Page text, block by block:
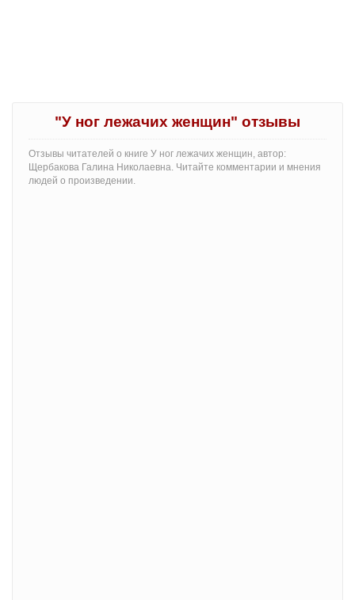
"У ног лежачих женщин" отзывы
Отзывы читателей о книге У ног лежачих женщин, автор:
Щербакова Галина Николаевна. Читайте комментарии и мнения
людей о произведении.